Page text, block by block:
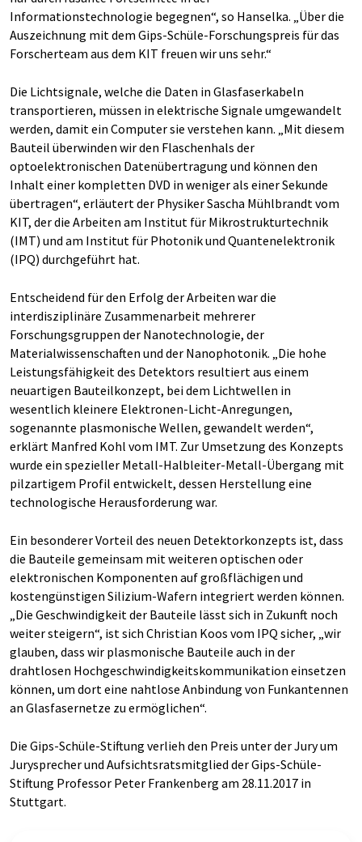
Informationstechnologie begegnen“, so Hanselka. „Über die
Auszeichnung mit dem Gips-Schüle-Forschungspreis für das
Forscherteam aus dem KIT freuen wir uns sehr.“
Die Lichtsignale, welche die Daten in Glasfaserkabeln
transportieren, müssen in elektrische Signale umgewandelt
werden, damit ein Computer sie verstehen kann. „Mit diesem
Bauteil überwinden wir den Flaschenhals der
optoelektronischen Datenübertragung und können den
Inhalt einer kompletten DVD in weniger als einer Sekunde
übertragen“, erläutert der Physiker Sascha Mühlbrandt vom
KIT, der die Arbeiten am Institut für Mikrostrukturtechnik
(IMT) und am Institut für Photonik und Quantenelektronik
(IPQ) durchgeführt hat.
Entscheidend für den Erfolg der Arbeiten war die
interdisziplinäre Zusammenarbeit mehrerer
Forschungsgruppen der Nanotechnologie, der
Materialwissenschaften und der Nanophotonik. „Die hohe
Leistungsfähigkeit des Detektors resultiert aus einem
neuartigen Bauteilkonzept, bei dem Lichtwellen in
wesentlich kleinere Elektronen-Licht-Anregungen,
sogenannte plasmonische Wellen, gewandelt werden“,
erklärt Manfred Kohl vom IMT. Zur Umsetzung des Konzepts
wurde ein spezieller Metall-Halbleiter-Metall-Übergang mit
pilzartigem Profil entwickelt, dessen Herstellung eine
technologische Herausforderung war.
Ein besonderer Vorteil des neuen Detektorkonzepts ist, dass
die Bauteile gemeinsam mit weiteren optischen oder
elektronischen Komponenten auf großflächigen und
kostengünstigen Silizium-Wafern integriert werden können.
„Die Geschwindigkeit der Bauteile lässt sich in Zukunft noch
weiter steigern“, ist sich Christian Koos vom IPQ sicher, „wir
glauben, dass wir plasmonische Bauteile auch in der
drahtlosen Hochgeschwindigkeitskommunikation einsetzen
können, um dort eine nahtlose Anbindung von Funkantennen
an Glasfasernetze zu ermöglichen“.
Die Gips-Schüle-Stiftung verlieh den Preis unter der Jury um
Jurysprecher und Aufsichtsratsmitglied der Gips-Schüle-
Stiftung Professor Peter Frankenberg am 28.11.2017 in
Stuttgart.